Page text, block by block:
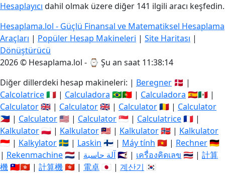
Hesaplayıcı dahil olmak üzere diğer 141 ilgili aracı keşfedin.
Hesaplama.lol - Güçlü Finansal ve Matematiksel Hesaplama
Araçları | Popüler Hesap Makineleri | Site Haritası |
Dönüştürücü
2026 © Hesaplama.lol - ⌚ Şu an saat 11:38:15
Diğer dillerdeki hesap makineleri: | Beregner 🇩🇰 |
Calcolatrice🇮🇹 | Calculadora 🇧🇷🇵🇹 | Calculadora 🇪🇸🇲🇽 |
Calculator🇬🇧 | Calculator🇬🇧 | Calculator🇷🇴 | Calculator
🇵🇭 | Calculator🇺🇸 | Calculator🇸🇬 | Calculatrice🇫🇷 |
Kalkulator🇵🇱 | Kalkulator🇲🇾 | Kalkulator🇳🇴 | Kalkulator
🇮🇩 | Kalkylator🇸🇪 | Laskin 🇫🇮 | Máy tính 🇻🇳 | Rechner🇩🇪
| Rekenmachine🇳🇱 | آلة حاسبة🇸🇦 | เครื่องคิดเลข 🇹🇭 | 計算
機🇹🇼🇭🇰 | 計算機🇭🇰 | 電卓 🇯🇵 | 계산기 🇰🇷